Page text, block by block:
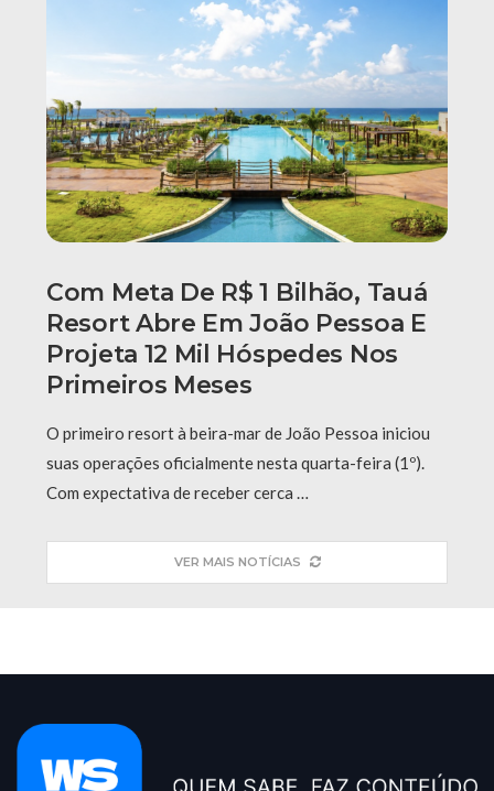
Com Meta De R$ 1 Bilhão, Tauá
Resort Abre Em João Pessoa E
Projeta 12 Mil Hóspedes Nos
Primeiros Meses
O primeiro resort à beira-mar de João Pessoa iniciou
suas operações oficialmente nesta quarta-feira (1º).
Com expectativa de receber cerca …
VER MAIS NOTÍCIAS